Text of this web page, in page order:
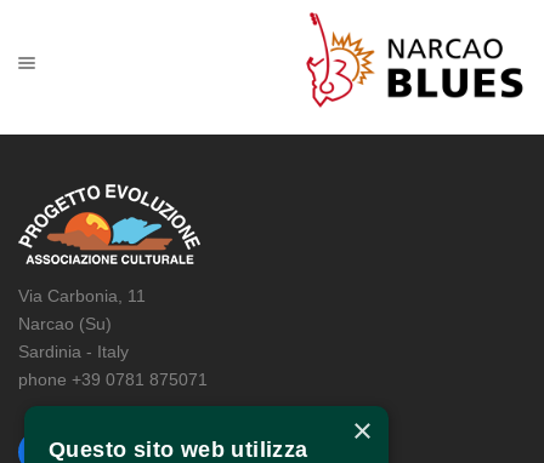
Via Carbonia, 11
Narcao (Su)
Sardinia - Italy
phone +39 0781 875071
×
Questo sito web utilizza